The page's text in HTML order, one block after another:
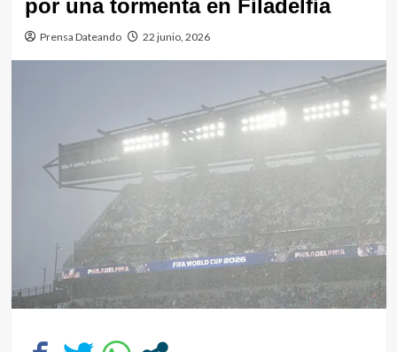
por una tormenta en Filadelfia
Prensa Dateando 22 junio, 2026